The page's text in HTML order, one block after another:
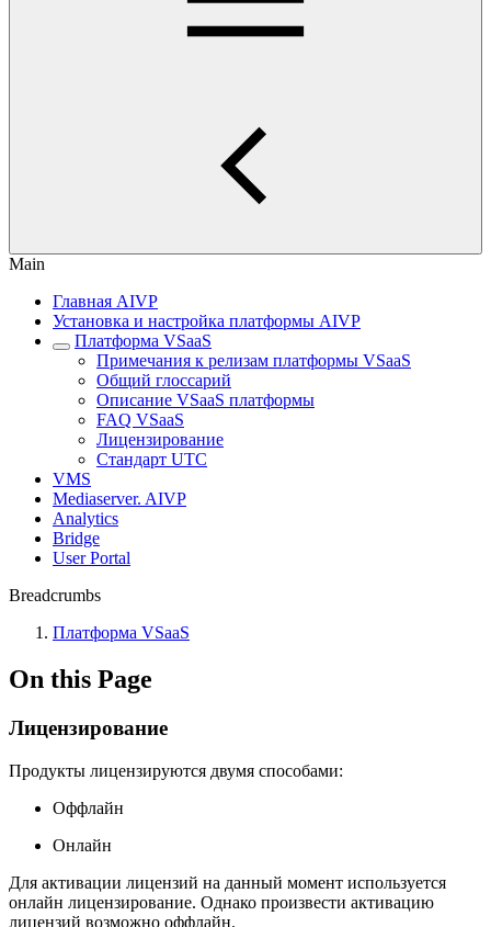
Main
Главная AIVP
Установка и настройка платформы AIVP
Платформа VSaaS
Примечания к релизам платформы VSaaS
Общий глоссарий
Описание VSaaS платформы
FAQ VSaaS
Лицензирование
Стандарт UTC
VMS
Mediaserver. AIVP
Analytics
Bridge
User Portal
Breadcrumbs
Платформа VSaaS
On this Page
Лицензирование
Продукты лицензируются двумя способами:
Оффлайн
Онлайн
Для активации лицензий на данный момент используется
онлайн лицензирование. Однако произвести активацию
лицензий возможно оффлайн.